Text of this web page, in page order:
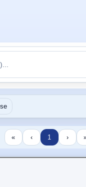
« ‹ 1 ›